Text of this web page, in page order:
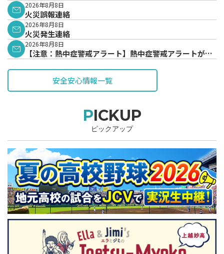
2026年8月8日
火災誤報連絡
2026年8月8日
火災発生連絡
2026年8月8日
【注意：熱中症警戒アラート】熱中症警戒アラートが発
安全安心情報一覧
PICKUP
ピックアップ